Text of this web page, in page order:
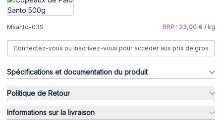
Msanto-03S RRP : 23,00 € / kg
Connectez-vous ou inscrivez-vous pour accéder aux prix de gros
Spécifications et documentation du produit
Politique de Retour
Informations sur la livraison